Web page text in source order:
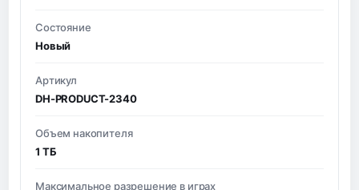
Состояние
Новый
Артикул
DH-PRODUCT-2340
Объем накопителя
1 ТБ
Максимальное разрешение в играх